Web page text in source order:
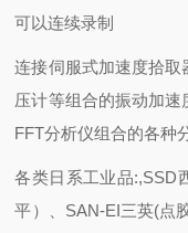
可以连续录制
连接伺服式加速度拾取
压计等组合的振动加
FFT分析仪组合的各种
各类日系工业品:,SSD
平）、SAN-EI三英(点